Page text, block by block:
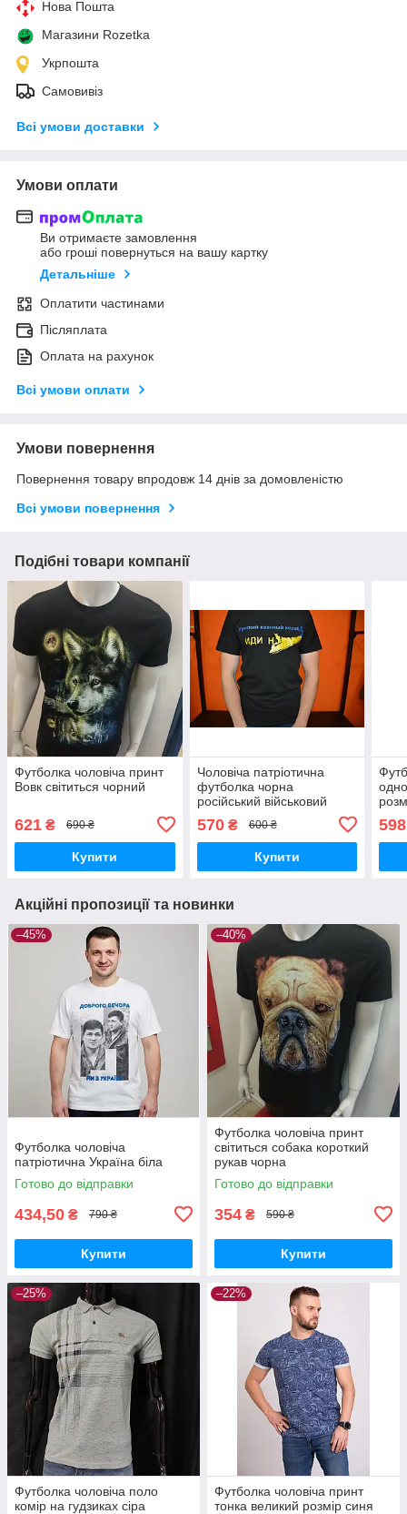
Нова Пошта
Магазини Rozetka
Укрпошта
Самовивіз
Всі умови доставки
Умови оплати
Ви отримаєте замовлення
або гроші повернуться на вашу картку
Детальніше
Оплатити частинами
Післяплата
Оплата на рахунок
Всі умови оплати
Умови повернення
Повернення товару впродовж 14 днів за домовленістю
Всі умови повернення
Подібні товари компанії
Футболка чоловіча принт
Вовк світиться чорний
621 ₴ 690 ₴
Купити
Чоловіча патріотична
футболка чорна
російський військовий
570₴ 600 ₴
Купити
Акційні пропозиції та новинки
–45%
Футболка чоловіча
патріотична Україна біла
Готово до відправки
434,50 ₴ 790 ₴
Купити
–40%
Футболка чоловіча принт
світиться собака короткий
рукав чорна
Готово до відправки
354 ₴ 590 ₴
Купити
–25%
Футболка чоловіча поло
комір на гудзиках сіра
–22%
Футболка чоловіча принт
тонка великий розмір синя